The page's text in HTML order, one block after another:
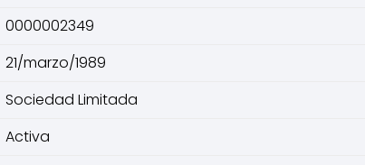
0000002349
21/marzo/1989
Sociedad Limitada
Activa